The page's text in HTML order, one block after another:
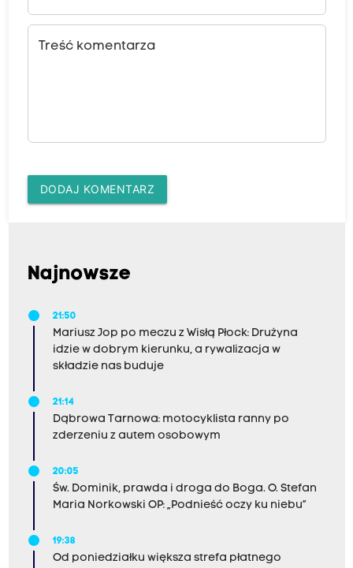
Treść komentarza
DODAJ KOMENTARZ
Najnowsze
21:50
Mariusz Jop po meczu z Wisłą Płock: Drużyna
idzie w dobrym kierunku, a rywalizacja w
składzie nas buduje
21:14
Dąbrowa Tarnowa: motocyklista ranny po
zderzeniu z autem osobowym
20:05
Św. Dominik, prawda i droga do Boga. O. Stefan
Maria Norkowski OP: „Podnieść oczy ku niebu”
19:38
Od poniedziałku większa strefa płatnego